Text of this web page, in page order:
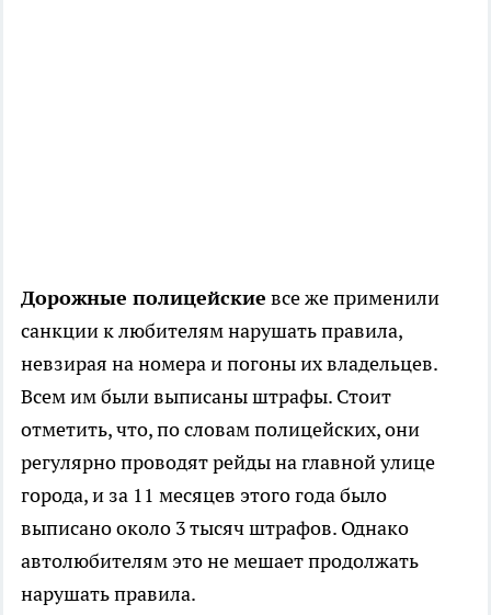
Дорожные полицейские все же применили
санкции к любителям нарушать правила,
невзирая на номера и погоны их владельцев.
Всем им были выписаны штрафы. Стоит
отметить, что, по словам полицейских, они
регулярно проводят рейды на главной улице
города, и за 11 месяцев этого года было
выписано около 3 тысяч штрафов. Однако
автолюбителям это не мешает продолжать
нарушать правила.